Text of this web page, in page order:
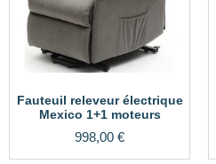
Fauteuil releveur électrique
Mexico 1+1 moteurs
998,00 €